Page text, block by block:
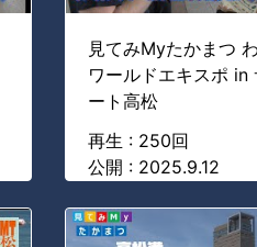
見てみMyたかまつ
ワールドエキスポ in
ート高松
再生 : 250回
公開 : 2025.9.12